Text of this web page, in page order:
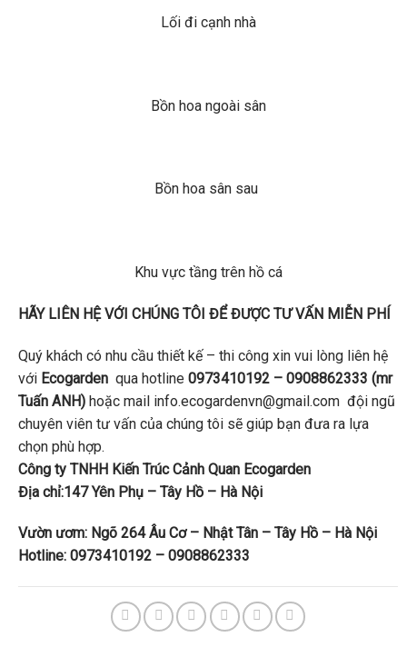
Lối đi cạnh nhà
Bồn hoa ngoài sân
Bồn hoa sân sau
Khu vực tầng trên hồ cá
HÃY LIÊN HỆ VỚI CHÚNG TÔI ĐỂ ĐƯỢC TƯ VẤN MIỄN PHÍ
Quý khách có nhu cầu thiết kế – thi công xin vui lòng liên hệ
với Ecogarden qua hotline 0973410192 – 0908862333 (mr
Tuấn ANH) hoặc mail info.ecogardenvn@gmail.com đội ngũ
chuyên viên tư vấn của chúng tôi sẽ giúp bạn đưa ra lựa
chọn phù hợp.
Công ty TNHH Kiến Trúc Cảnh Quan Ecogarden
Địa chỉ:147 Yên Phụ – Tây Hồ – Hà Nội
Vườn ươm: Ngõ 264 Âu Cơ – Nhật Tân – Tây Hồ – Hà Nội
Hotline: 0973410192 – 0908862333